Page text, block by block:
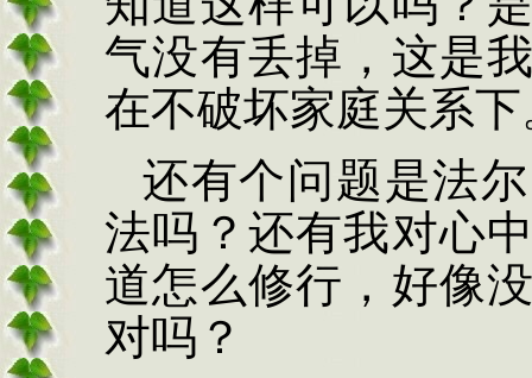
气没有丢掉，这是
在不破坏家庭关系下
还有个问题是法
法吗？还有我对心
道怎么修行，好像
对吗？